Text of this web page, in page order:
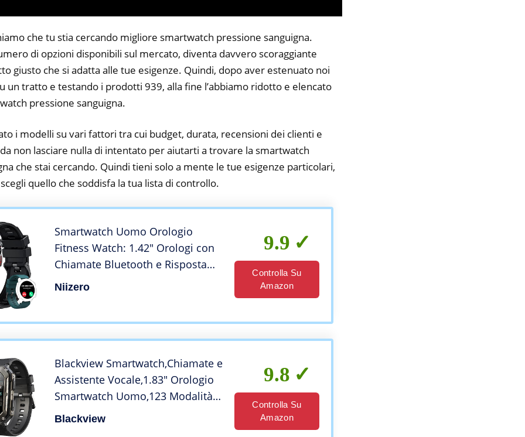
che tu stia cercando migliore smartwatch pressione sanguigna.
di opzioni disponibili sul mercato, diventa davvero scoraggiante
giusto che si adatta alle tue esigenze. Quindi, dopo aver estenuato noi
un tratto e testando i prodotti 939, alla fine l’abbiamo ridotto e elencato
pressione sanguigna.
i modelli su vari fattori tra cui budget, durata, recensioni dei clienti e
non lasciare nulla di intentato per aiutarti a trovare la smartwatch
che stai cercando. Quindi tieni solo a mente le tue esigenze particolari,
quello che soddisfa la tua lista di controllo.
Smartwatch Uomo Orologio
Fitness Watch: 1.42″ Orologi con
Chiamate Bluetooth e Risposta
Vivavoce 100 modalità Sport
Niizero
9.9
Controlla Su
Amazon
Blackview Smartwatch,Chiamate e
Assistente Vocale,1.83″ Orologio
Smartwatch Uomo,123 Modalità
Sport Fitness Contapassi
Blackview
9.8
Controlla Su
Amazon